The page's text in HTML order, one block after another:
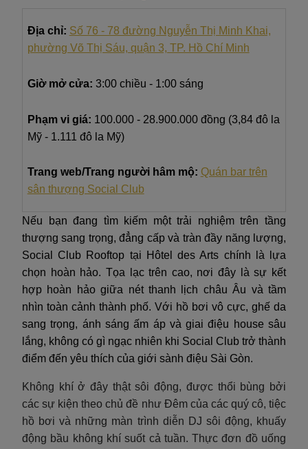
Địa chỉ: Số 76 - 78 đường Nguyễn Thị Minh Khai,
phường Võ Thị Sáu, quận 3, TP. Hồ Chí Minh
Giờ mở cửa: 3:00 chiều - 1:00 sáng
Phạm vi giá: 100.000 - 28.900.000 đồng (3,84 đô la
Mỹ - 1.111 đô la Mỹ)
Trang web/Trang người hâm mộ: Quán bar trên
sân thượng Social Club
Nếu bạn đang tìm kiếm một trải nghiệm trên tầng
thượng sang trọng, đẳng cấp và tràn đầy năng lượng,
Social Club Rooftop tại Hôtel des Arts chính là lựa
chọn hoàn hảo. Tọa lạc trên cao, nơi đây là sự kết
hợp hoàn hảo giữa nét thanh lịch châu Âu và tầm
nhìn toàn cảnh thành phố. Với hồ bơi vô cực, ghế da
sang trọng, ánh sáng ấm áp và giai điệu house sâu
lắng, không có gì ngạc nhiên khi Social Club trở thành
điểm đến yêu thích của giới sành điệu Sài Gòn.
Không khí ở đây thật sôi động, được thổi bùng bởi
các sự kiện theo chủ đề như Đêm của các quý cô, tiệc
hồ bơi và những màn trình diễn DJ sôi động, khuấy
động bầu không khí suốt cả tuần. Thực đơn đồ uống